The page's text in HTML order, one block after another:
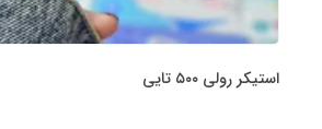
استیکر رولی ۵۰۰ تایی